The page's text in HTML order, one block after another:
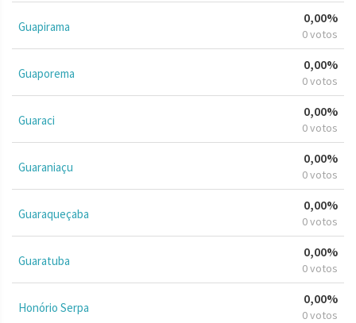
Guapirama
0,00%
0 votos
Guaporema
0,00%
0 votos
Guaraci
0,00%
0 votos
Guaraniaçu
0,00%
0 votos
Guaraqueçaba
0,00%
0 votos
Guaratuba
0,00%
0 votos
Honório Serpa
0,00%
0 votos